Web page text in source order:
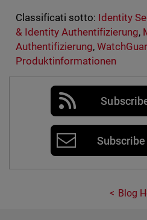
Classificati sotto: Identity
& Identity Authentifizierung,
Authentifizierung,
Produktinformationen
Blog